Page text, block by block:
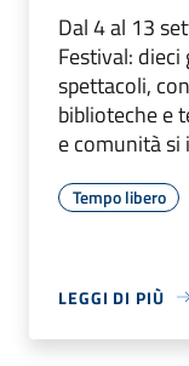
Dal 4 al 13
Festival:
spettacoli,
biblioteche e
e comunità si
Tempo libero
LEGGI DI PIÙ